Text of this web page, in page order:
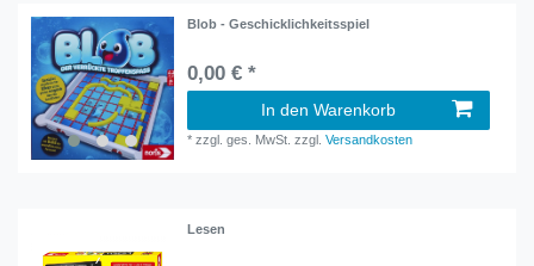
Blob - Geschicklichkeitsspiel
0,00 € *
In den Warenkorb
*zzgl. ges. MwSt. zzgl.Versandkosten
Lesen